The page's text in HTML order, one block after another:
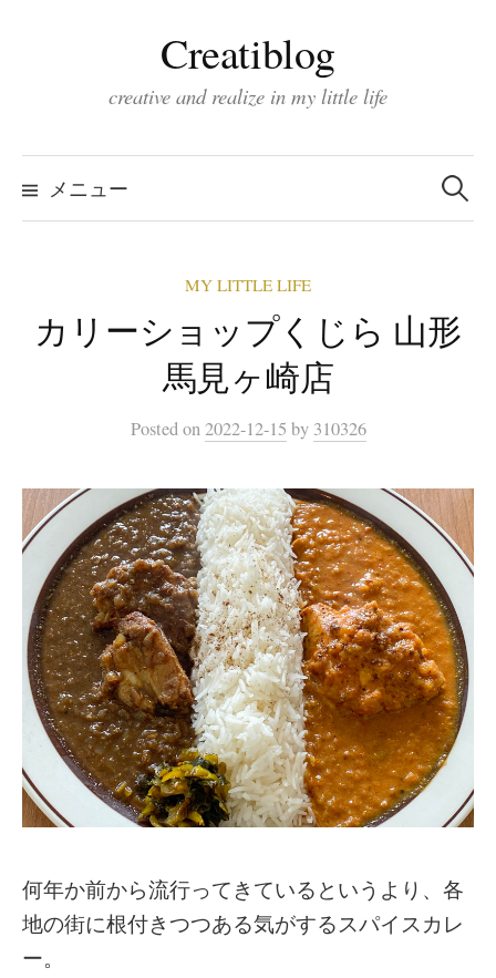
ツ
へ
ス
プ
Creatiblog
creative and realize in my little life
メニュー
検
索:
MY LITTLE LIFE
カリーショップくじら 山形
馬見ヶ崎店
Postedon2022-12-15 by 310326
何年か前から流行ってきているというより、各
地の街に根付きつつある気がするスパイスカレ
ー。